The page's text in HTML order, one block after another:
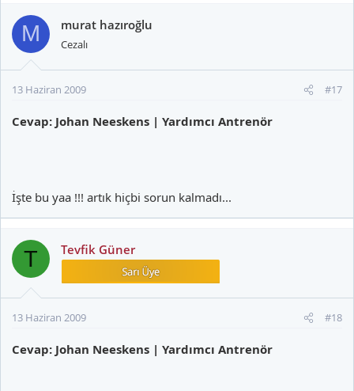
M murat hazıroğlu
Cezalı
13 Haziran 2009 #17
Cevap: Johan Neeskens | Yardımcı Antrenör
İşte bu yaa !!! artık hiçbi sorun kalmadı...
T Tevfik Güner
13 Haziran 2009 #18
Cevap: Johan Neeskens | Yardımcı Antrenör